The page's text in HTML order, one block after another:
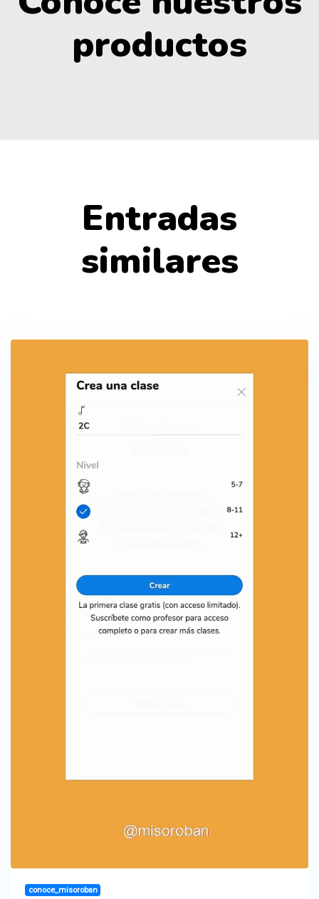
productos
Entradas
similares
conoce_misoroban